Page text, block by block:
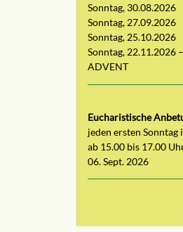
Sonntag, 30.08.2026
Sonntag, 27.09.2026
Sonntag, 25.10.2026
Sonntag, 22.11.2026
ADVENT
Eucharistische
jeden ersten Sonntag
ab 15.00 bis 17.00
06. Sept. 2026